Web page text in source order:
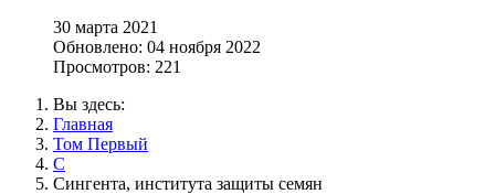
30 марта 2021
Обновлено: 04 ноября 2022
Просмотров: 221
Вы здесь:
Главная
Том Первый
С
Сингента, института защиты семян